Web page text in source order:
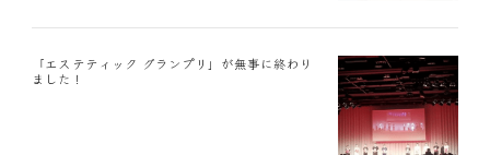
「エステティック グランプリ」が無事に終わり
ました！